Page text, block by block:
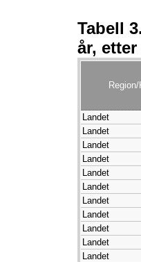
Tabell
år,
Landet
Landet
Landet
Landet
Landet
Landet
Landet
Landet
Landet
Landet
Landet